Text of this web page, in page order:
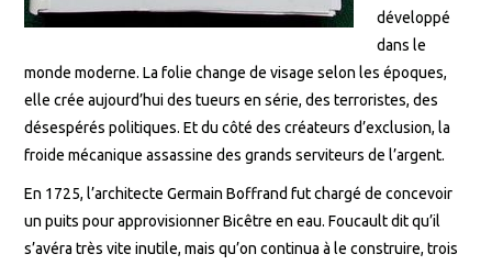
développé
dans le
monde moderne. La folie change de visage selon les époques,
elle crée aujourd’hui des tueurs en série, des terroristes, des
désespérés politiques. Et du côté des créateurs d’exclusion, la
froide mécanique assassine des grands serviteurs de l’argent.
En 1725, l’architecte Germain Boffrand fut chargé de concevoir
un puits pour approvisionner Bicêtre en eau. Foucault dit qu’il
s’avéra très vite inutile, mais qu’on continua à le construire, trois